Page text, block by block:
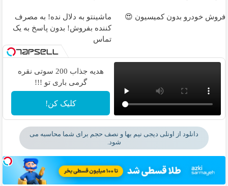
فروش خودرو بدون کمیسیون 😍
ماشینتو به دلال نده! به مصرف
کننده بفروش! بدون پاسخ به یک
تماس
هدیه جذاب 200 سوتی نقره
گرمی باری تو !!!
کلیک کن!
دانلود از اونلی دیجی نیم بها و نصف حجم برای شما محاسبه می
شود.